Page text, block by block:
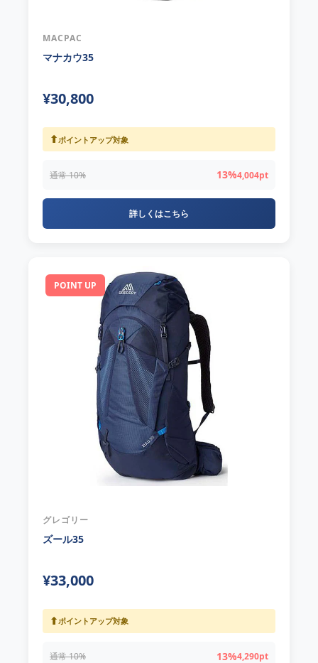
MACPAC
マナカウ35
¥30,800
⬆ ポイントアップ対象
通常 10% 13%4,004pt
詳しくはこちら
POINT UP
グレゴリー
ズール35
¥33,000
⬆ポイントアップ対象
通常 10% 13%4,290pt